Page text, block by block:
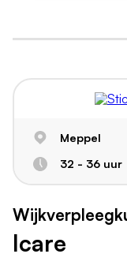
Meppel
32 - 36 uur
Icare